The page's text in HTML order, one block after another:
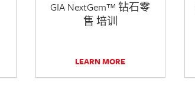
GIA NextGem™ 钻石零
售 培训
LEARN MORE